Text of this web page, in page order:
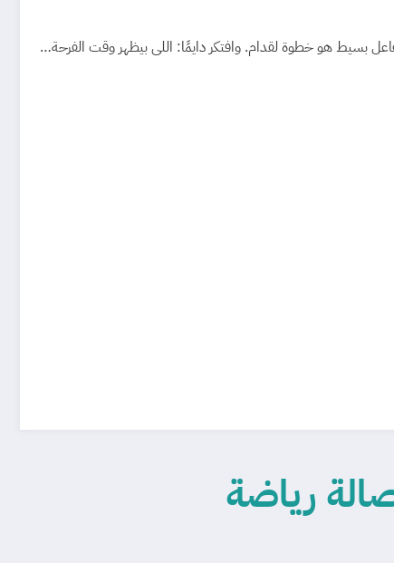
بسيط هو خطوة لقدام. وافتكر دايمًا: اللى بيظهر وقت الفرحة…
رياضة